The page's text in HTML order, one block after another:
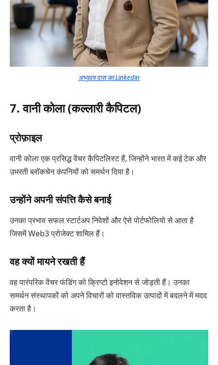
अभ्युदय दास का Linkedin
7. वानी कोला (कल्लारी कैपिटल)
प्रोफ़ाइल
वानी कोला एक प्रसिद्ध वेंचर कैपिटलिस्ट हैं, जिन्होंने भारत में कई टेक और
उभरती ब्लॉकचेन कंपनियों को समर्थन दिया है।
उन्होंने अपनी संपत्ति कैसे बनाई
उनका प्रभाव सफल स्टार्टअप निवेशों और ऐसे पोर्टफोलियो से आता है
जिसमें Web3 प्रोजेक्ट शामिल हैं।
वह क्यों मायने रखती हैं
वह पारंपरिक वेंचर फंडिंग को क्रिप्टो इनोवेशन से जोड़ती हैं। उनका
समर्थन संस्थापकों को अपने विचारों को वास्तविक उत्पादों में बदलने में मदद
करता है।